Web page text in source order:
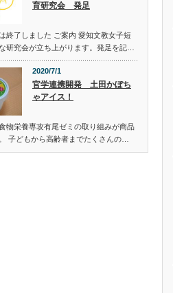
育研究会 発足
終了しました ご案内 愛知文教女子短
研究会が立ち上がります。発足を記…
2020/7/1
官学連携開発 土田かぼち
ゃアイス！
物栄養専攻有尾ゼミの取り組みが商品
子どもから高齢者までたくさんの…